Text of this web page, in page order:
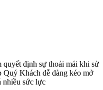
quyết định sự thoải mái khi sử
Khách dễ dàng kéo mở
nhiều sức lực